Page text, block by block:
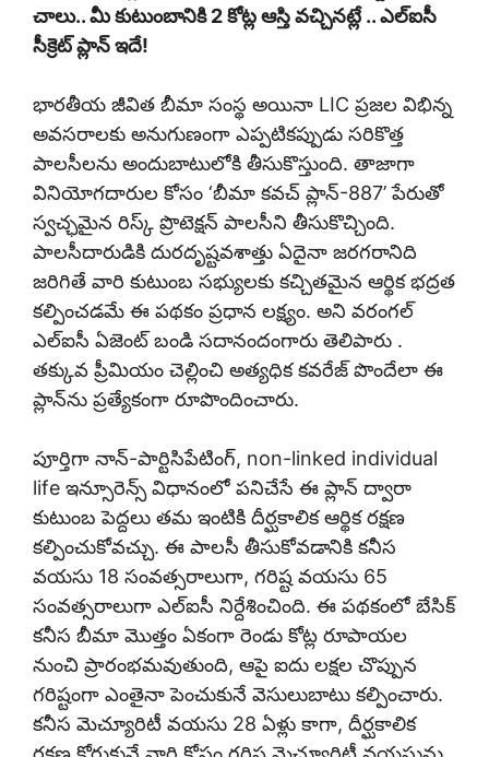
చాలు.. మీ కుటుంబానికి 2 కోట్ల ఆస్తి వచ్చినట్లే .. ఎల్ఐసీ
సీక్రెట్ ప్లాన్ ఇదే!
భారతీయ జీవిత బీమా సంస్థ అయినా LIC ప్రజల విభిన్న
అవసరాలకు అనుగుణంగా ఎప్పటికప్పుడు సరికొత్త
పాలసీలను అందుబాటులోకి తీసుకొస్తుంది. తాజాగా
వినియోగదారుల కోసం ‘బీమా కవచ్ ప్లాన్-887’ పేరుతో
స్వచ్ఛమైన రిస్క్ ప్రొటెక్షన్ పాలసీని తీసుకొచ్చింది.
పాలసీదారుడికి దురదృష్టవశాత్తు ఏదైనా జరగరానిది
జరిగితే వారి కుటుంబ సభ్యులకు కచ్చితమైన ఆర్థిక భద్రత
కల్పించడమే ఈ పథకం ప్రధాన లక్ష్యం. అని వరంగల్
ఎల్‌ఐసీ ఏజెంట్ బండి సదానందంగారు తెలిపారు .
తక్కువ ప్రీమియం చెల్లించి అత్యధిక కవరేజ్ పొందేలా ఈ
ప్లాన్‌ను ప్రత్యేకంగా రూపొందించారు.
పూర్తిగా నాన్-పార్టిసిపేటింగ్, non-linked individual
life ఇన్సూరెన్స్ విధానంలో పనిచేసే ఈ ప్లాన్ ద్వారా
కుటుంబ పెద్దలు తమ ఇంటికి దీర్ఘకాలిక ఆర్థిక రక్షణ
కల్పించుకోవచ్చు. ఈ పాలసీ తీసుకోవడానికి కనీస
వయసు 18 సంవత్సరాలుగా, గరిష్ట వయసు 65
సంవత్సరాలుగా ఎల్‌ఐసీ నిర్దేశించింది. ఈ పథకంలో బేసిక్
కనీస బీమా మొత్తం ఏకంగా రెండు కోట్ల రూపాయల
నుంచి ప్రారంభమవుతుంది, ఆపై ఐదు లక్షల చొప్పున
గరిష్టంగా ఎంతైనా పెంచుకునే వెసులుబాటు కల్పించారు.
కనీస మెచ్యూరిటీ వయసు 28 ఏళ్లు కాగా, దీర్ఘకాలిక